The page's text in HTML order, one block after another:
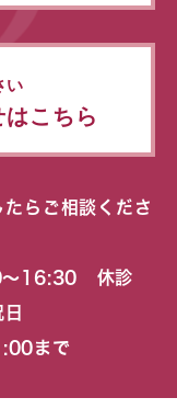
い
こちら
らご相談くださ
〜16:30 休診
まで